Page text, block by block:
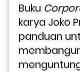
Buku
karya Joko
panduan